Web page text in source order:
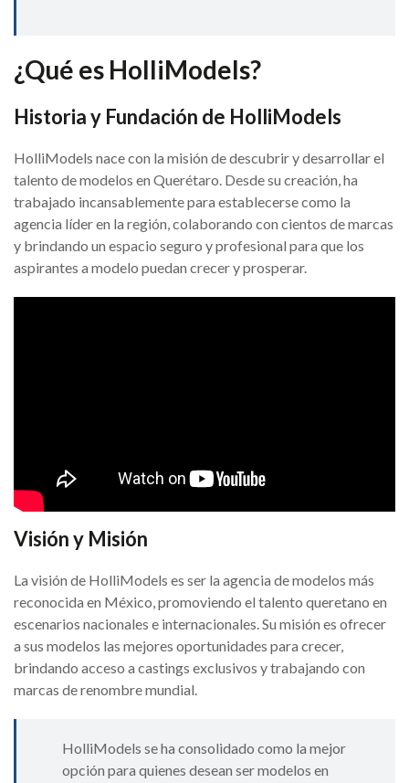
¿Qué es HolliModels?
Historia y Fundación de HolliModels
HolliModels nace con la misión de descubrir y desarrollar el
talento de modelos en Querétaro. Desde su creación, ha
trabajado incansablemente para establecerse como la
agencia líder en la región, colaborando con cientos de marcas
y brindando un espacio seguro y profesional para que los
aspirantes a modelo puedan crecer y prosperar.
Visión y Misión
La visión de HolliModels es ser la agencia de modelos más
reconocida en México, promoviendo el talento queretano en
escenarios nacionales e internacionales. Su misión es ofrecer
a sus modelos las mejores oportunidades para crecer,
brindando acceso a castings exclusivos y trabajando con
marcas de renombre mundial.
HolliModels se ha consolidado como la mejor
opción para quienes desean ser modelos en